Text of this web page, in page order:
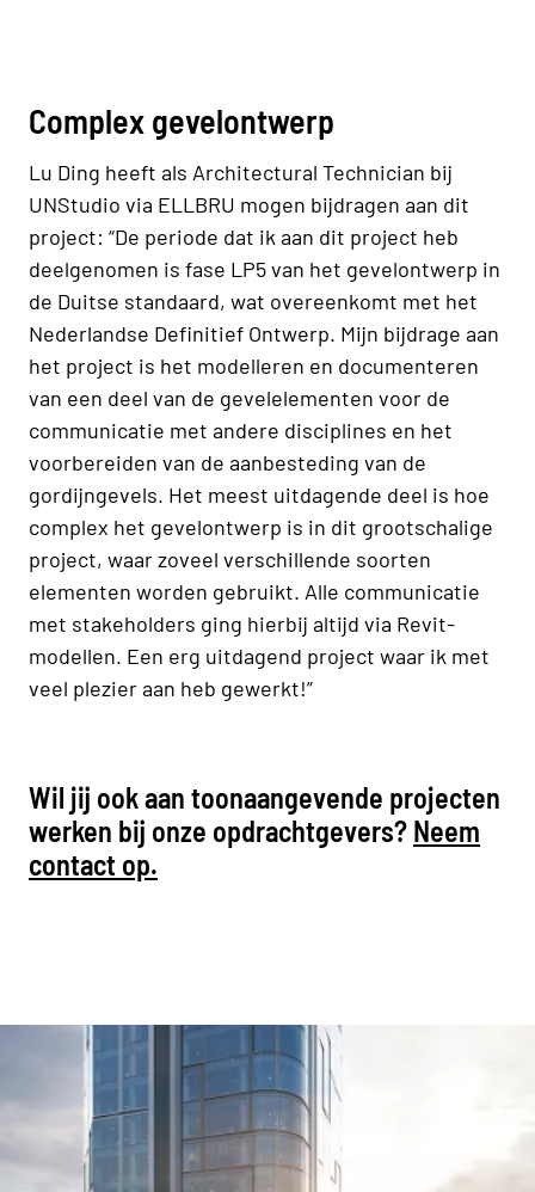
Complex gevelontwerp
Lu Ding heeft als Architectural Technician bij
UNStudio via ELLBRU mogen bijdragen aan dit
project: “De periode dat ik aan dit project heb
deelgenomen is fase LP5 van het gevelontwerp in
de Duitse standaard, wat overeenkomt met het
Nederlandse Definitief Ontwerp. Mijn bijdrage aan
het project is het modelleren en documenteren
van een deel van de gevelelementen voor de
communicatie met andere disciplines en het
voorbereiden van de aanbesteding van de
gordijngevels. Het meest uitdagende deel is hoe
complex het gevelontwerp is in dit grootschalige
project, waar zoveel verschillende soorten
elementen worden gebruikt. Alle communicatie
met stakeholders ging hierbij altijd via Revit-
modellen. Een erg uitdagend project waar ik met
veel plezier aan heb gewerkt!”
Wil jij ook aan toonaangevende projecten
werken bij onze opdrachtgevers? Neem
contact op.